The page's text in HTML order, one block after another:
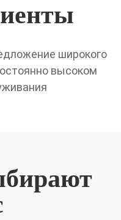
широкого
высоком